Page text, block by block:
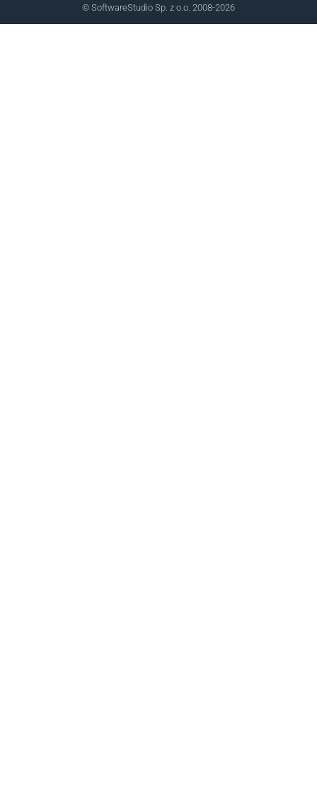
© SoftwareStudio Sp. z o.o. 2008-2026